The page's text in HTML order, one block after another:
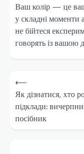
Ваш колір — це
у складні моменти
не бійтеся
говорять із вашою
Навігація
записів
⟵
Як дізнатися, хто
підклади:
посібник